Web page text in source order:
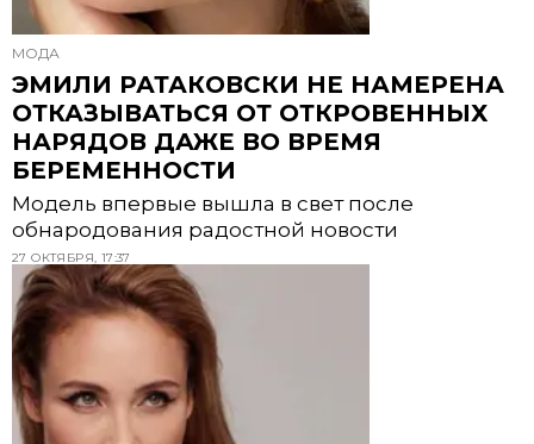
МОДА
ЭМИЛИ РАТАКОВСКИ НЕ НАМЕРЕНА
ОТКАЗЫВАТЬСЯ ОТ ОТКРОВЕННЫХ
НАРЯДОВ ДАЖЕ ВО ВРЕМЯ
БЕРЕМЕННОСТИ
Модель впервые вышла в свет после
обнародования радостной новости
27 ОКТЯБРЯ, 17:37